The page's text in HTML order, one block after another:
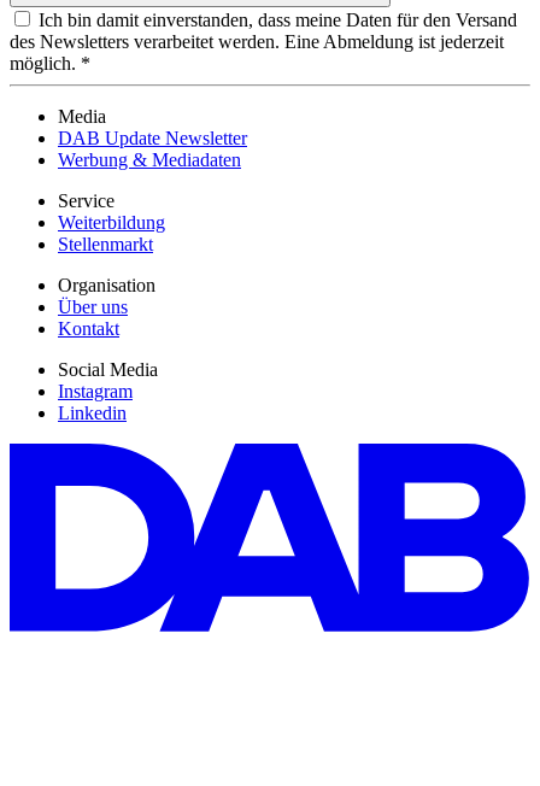
Ich bin damit einverstanden, dass meine Daten für den Versand
des Newsletters verarbeitet werden. Eine Abmeldung ist jederzeit
möglich. *
Media
DAB Update Newsletter
Werbung & Mediadaten
Service
Weiterbildung
Stellenmarkt
Organisation
Über uns
Kontakt
Social Media
Instagram
Linkedin